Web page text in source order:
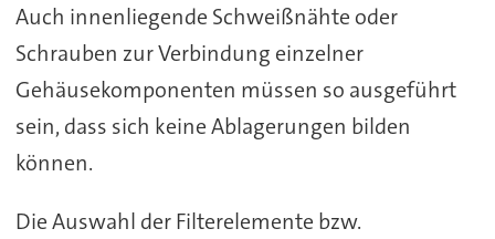
Auch innenliegende Schweißnähte oder
Schrauben zur Verbindung einzelner
Gehäusekomponenten müssen so ausgeführt
sein, dass sich keine Ablagerungen bilden
können.
Die Auswahl der Filterelemente bzw.